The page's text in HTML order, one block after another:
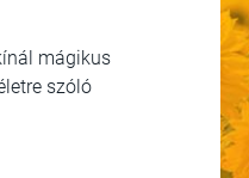
mágikus
szóló